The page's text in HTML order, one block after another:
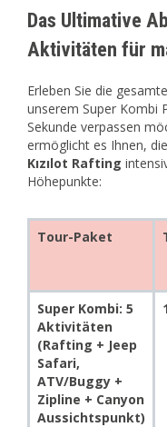
Das Ultimative
Aktivitäten für
Erleben Sie die
unserem Super Kombi
Sekunde verpassen
ermöglicht es Ihnen,
Kızılot Rafting
Höhepunkte:
Tour-Paket
Super Kombi: 5
Aktivitäten
(Rafting + Jeep
Safari,
ATV/Buggy +
Zipline + Canyon
Aussichtspunkt)